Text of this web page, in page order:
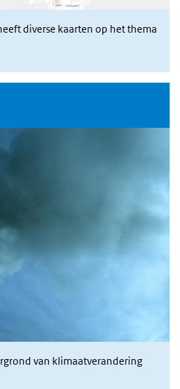
diverse kaarten op het thema
van klimaatverandering